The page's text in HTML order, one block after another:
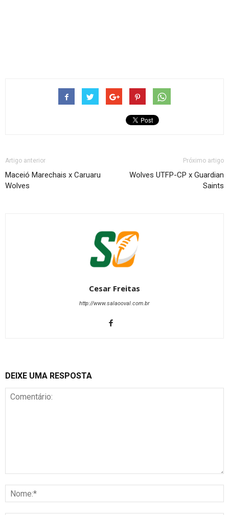
Artigo anterior
Maceió Marechais x Caruaru
Wolves
Próximo artigo
Wolves UTFP-CP x Guardian
Saints
Cesar Freitas
http://www.salaooval.com.br
DEIXE UMA RESPOSTA